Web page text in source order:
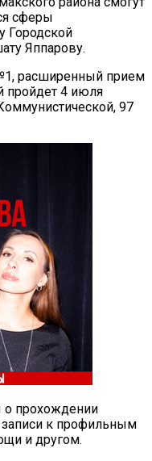
сферы
Городской
Яппарову.
расширенный прием
пройдет 4 июля
97
о прохождении
к профильным
и другом.